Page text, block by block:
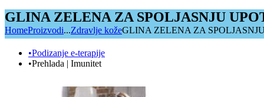
GLINA ZELENA ZA SPOLJASNJU
HomeProizvodi...Zdravlje kožeGLINA ZELENA ZA
•Podizanje e-terapije
•Prehlada | Imunitet